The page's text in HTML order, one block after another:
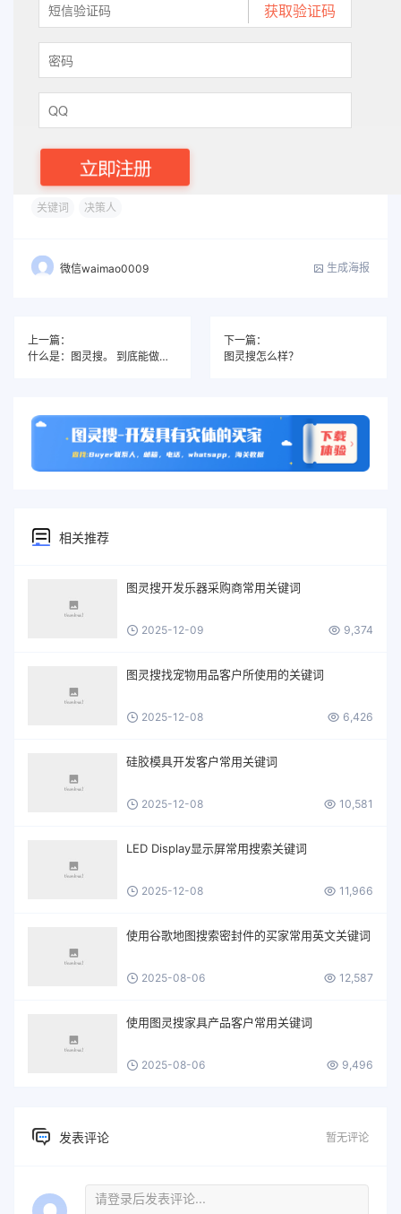
关键词 决策人
微信waimao0009 生成海报
上一篇：
什么是：图灵搜。 到底能做什么？
下一篇：
图灵搜怎么样？
相关推荐
图灵搜开发乐器采购商常用关键词
2025-12-09 9,374
图灵搜找宠物用品客户所使用的关键词
2025-12-08 6,426
硅胶模具开发客户常用关键词
2025-12-08 10,581
LED Display显示屏常用搜索关键词
2025-12-08 11,966
使用谷歌地图搜索密封件的买家常用英文关键词
2025-08-06 12,587
使用图灵搜家具产品客户常用关键词
2025-08-06 9,496
发表评论 暂无评论